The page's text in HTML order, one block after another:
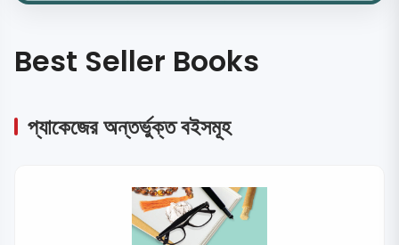
Best Seller Books
প্যাকেজের অন্তর্ভুক্ত বইসমূহ